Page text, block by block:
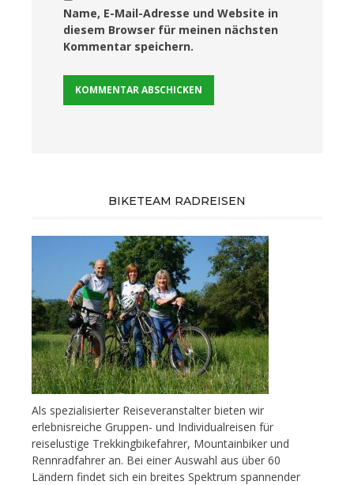
Name, E-Mail-Adresse und Website in
diesem Browser für meinen nächsten
Kommentar speichern.
BIKETEAM RADREISEN
Als spezialisierter Reiseveranstalter bieten wir
erlebnisreiche Gruppen- und Individualreisen für
reiselustige Trekkingbikefahrer, Mountainbiker und
Rennradfahrer an. Bei einer Auswahl aus über 60
Ländern findet sich ein breites Spektrum spannender